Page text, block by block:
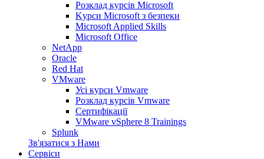
Розклад курсів Microsoft
Kyрси Microsoft з безпеки
Microsoft Applied Skills
Microsoft Office
NetApp
Oracle
Red Hat
VMware
Усі курси Vmware
Розклад курсів Vmware
Сертифікації
VMware vSphere 8 Trainings
Splunk
Зв'язатися з Нами
Сервіси